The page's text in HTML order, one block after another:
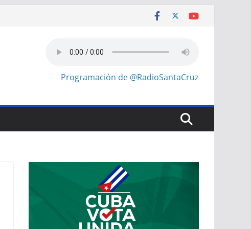
Programación de @RadioSantaCruz